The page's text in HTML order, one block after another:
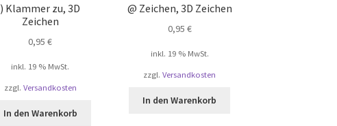
) Klammer zu, 3D
Zeichen
0,95€
inkl. 19 % MwSt.
zzgl. Versandkosten
In den Warenkorb
@ Zeichen, 3D Zeichen
0,95 €
inkl. 19 % MwSt.
zzgl.Versandkosten
In den Warenkorb